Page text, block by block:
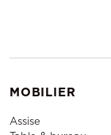
MOBILIER
Assise